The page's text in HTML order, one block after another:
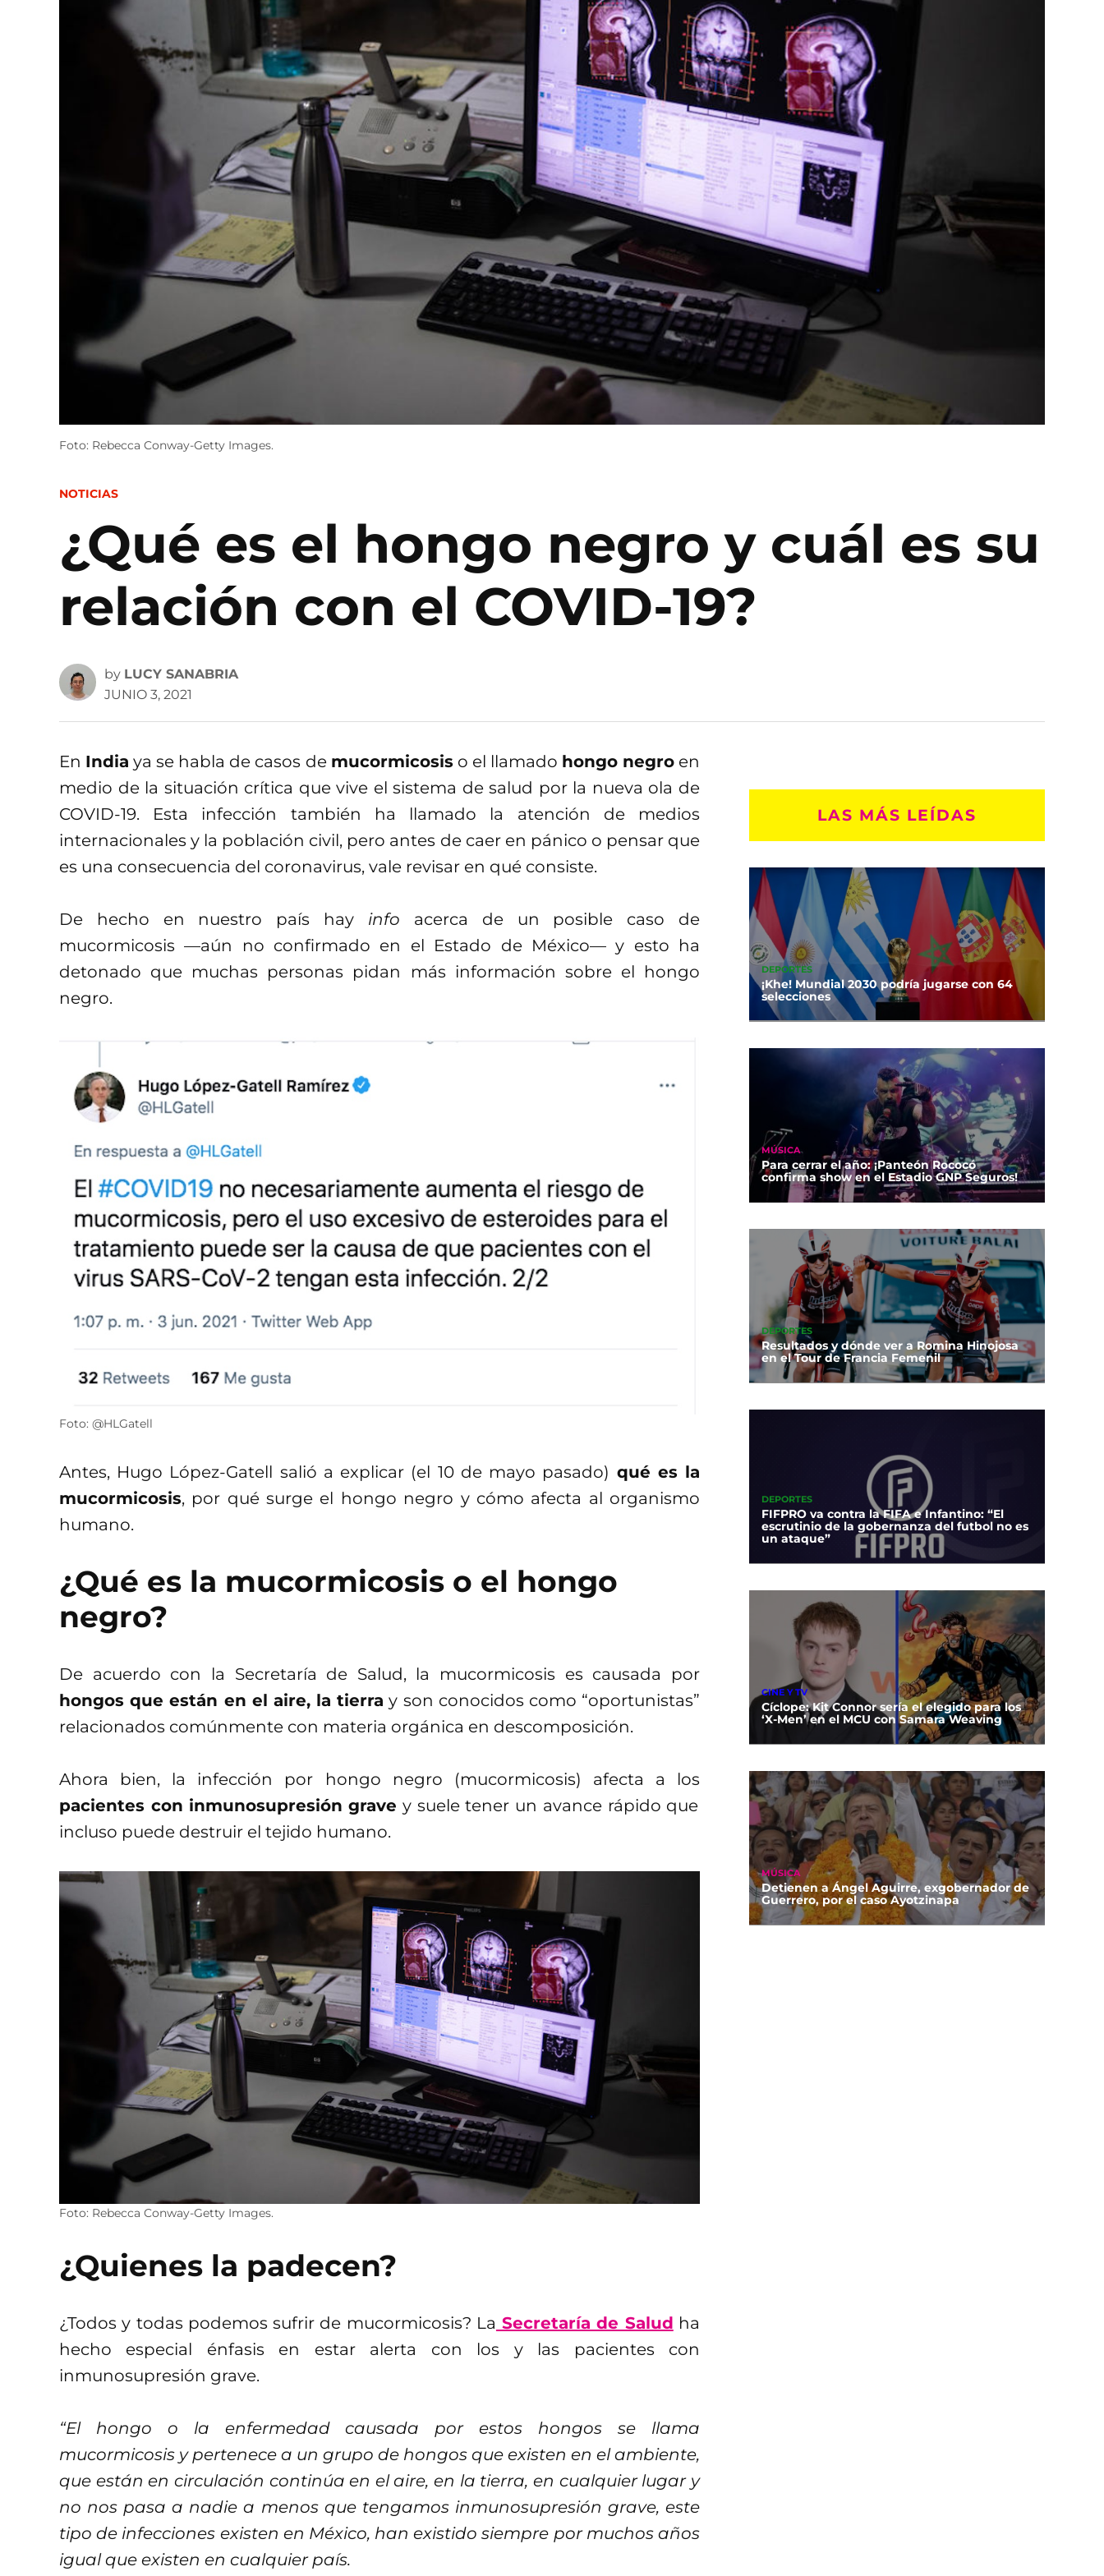
Foto: Rebecca Conway-Getty Images.
POSTED
NOTICIAS
¿Qué es el hongo negro y cuál es su
relación con el COVID-19?
by LUCY SANABRIA
JUNIO 3, 2021
En India ya se habla de casos de mucormicosiso el llamado hongo negroen
medio de la situación crítica que vive el sistema de salud por la nueva ola de
COVID-19. Esta infección también ha llamado la atención de medios
internacionales y la población civil, pero antes de caer en pánico o pensar que
es una consecuencia del coronavirus, vale revisar en qué consiste.
De hecho en nuestro país hay info acerca de un posible caso de
mucormicosis —aún no confirmado en el Estado de México— y esto ha
detonado que muchas personas pidan más información sobre el hongo
negro.
Foto: @HLGatell
Antes, Hugo López-Gatell salió a explicar (el 10 de mayo pasado) qué es la
mucormicosis, por qué surge el hongo negro y cómo afecta al organismo
humano.
¿Qué es la mucormicosis o el hongo
negro?
De acuerdo con la Secretaría de Salud, la mucormicosis es causada por
hongos que están en el aire, la tierra y son conocidos como “oportunistas”
relacionados comúnmente con materia orgánica en descomposición.
Ahora bien, la infección por hongo negro (mucormicosis) afecta a los
pacientes con inmunosupresión grave y suele tener un avance rápido que
incluso puede destruir el tejido humano.
Foto: Rebecca Conway-Getty Images.
¿Quienes la padecen?
¿Todos y todas podemos sufrir de mucormicosis? La Secretaría de Salud ha
hecho especial énfasis en estar alerta con los y las pacientes con
inmunosupresión grave.
“El hongo o la enfermedad causada por estos hongos se llama
mucormicosis y pertenece a un grupo de hongos que existen en el ambiente,
que están en circulación continúa en el aire, en la tierra, en cualquier lugar y
no nos pasa a nadie a menos que tengamos inmunosupresión grave, este
tipo de infecciones existen en México, han existido siempre por muchos años
igual que existen en cualquier país.
LAS MÁS LEÍDAS
DEPORTES
¡Khe! Mundial 2030 podría jugarse con 64
selecciones
MÚSICA
Para cerrar el año: ¡Panteón Rococó
confirma show en el Estadio GNP Seguros!
DEPORTES
Resultados y dónde ver a Romina Hinojosa
en el Tour de Francia Femenil
DEPORTES
FIFPRO va contra la FIFA e Infantino: “El
escrutinio de la gobernanza del futbol no es
un ataque”
CINE Y TV
Cíclope: Kit Connor sería el elegido para los
‘X-Men’ en el MCU con Samara Weaving
MÚSICA
Detienen a Ángel Aguirre, exgobernador de
Guerrero, por el caso Ayotzinapa